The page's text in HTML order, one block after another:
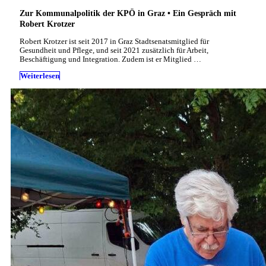
Zur Kommunalpolitik der KPÖ in Graz • Ein Gespräch mit
Robert Krotzer
Robert Krotzer ist seit 2017 in Graz Stadtsenatsmitglied für
Gesundheit und Pflege, und seit 2021 zusätzlich für Arbeit,
Beschäftigung und Integration. Zudem ist er Mitglied …
Weiterlesen